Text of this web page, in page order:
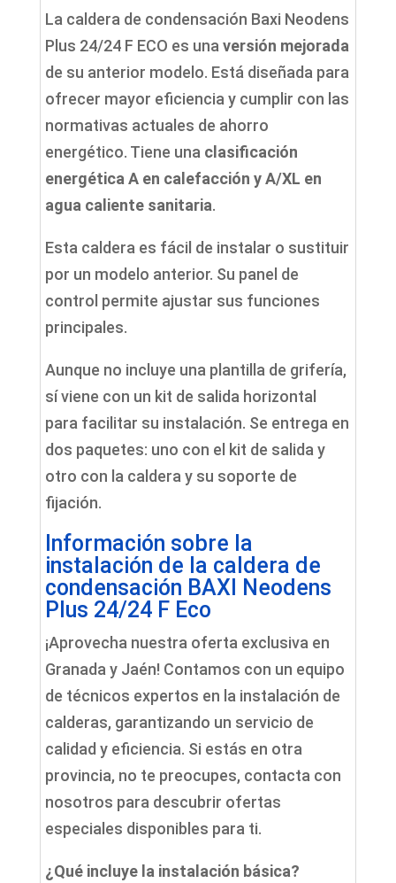
La caldera de condensación Baxi Neodens
Plus 24/24 F ECO es una versión mejorada
de su anterior modelo. Está diseñada para
ofrecer mayor eficiencia y cumplir con las
normativas actuales de ahorro
energético. Tiene una clasificación
energética A en calefacción y A/XL en
agua caliente sanitaria.
Esta caldera es fácil de instalar o sustituir
por un modelo anterior. Su panel de
control permite ajustar sus funciones
principales.
Aunque no incluye una plantilla de grifería,
sí viene con un kit de salida horizontal
para facilitar su instalación. Se entrega en
dos paquetes: uno con el kit de salida y
otro con la caldera y su soporte de
fijación.
Información sobre la
instalación de la caldera de
condensación BAXI Neodens
Plus 24/24 F Eco
¡Aprovecha nuestra oferta exclusiva en
Granada y Jaén! Contamos con un equipo
de técnicos expertos en la instalación de
calderas, garantizando un servicio de
calidad y eficiencia. Si estás en otra
provincia, no te preocupes, contacta con
nosotros para descubrir ofertas
especiales disponibles para ti.
¿Qué incluye la instalación básica?